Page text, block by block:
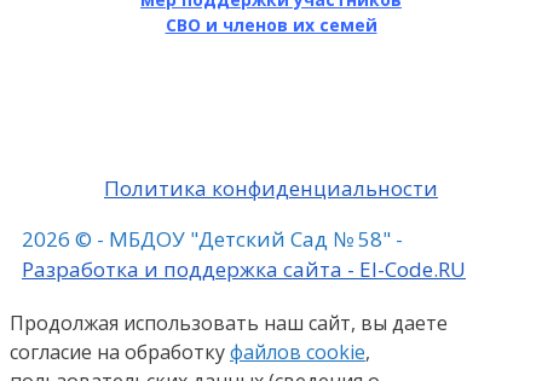
СВО и членов их семей
Политика конфиденциальности
2026 © - МБДОУ "Детский Сад № 58" -
Разработка и поддержка сайта - El-Code.RU
Продолжая использовать наш сайт, вы даете
согласие на обработкуфайлов cookie,